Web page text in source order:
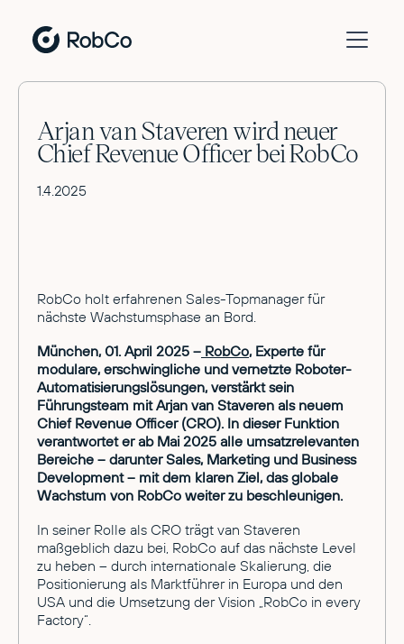
Arjan van Staveren wird neuer
Chief Revenue Officer bei RobCo
1.4.2025
RobCo holt erfahrenen Sales-Topmanager für
nächste Wachstumsphase an Bord.
München, 01. April 2025 – RobCo, Experte für
modulare, erschwingliche und vernetzte Roboter-
Automatisierungslösungen, verstärkt sein
Führungsteam mit Arjan van Staveren als neuem
Chief Revenue Officer (CRO). In dieser Funktion
verantwortet er ab Mai 2025 alle umsatzrelevanten
Bereiche – darunter Sales, Marketing und Business
Development – mit dem klaren Ziel, das globale
Wachstum von RobCo weiter zu beschleunigen.
In seiner Rolle als CRO trägt van Staveren
maßgeblich dazu bei, RobCo auf das nächste Level
zu heben – durch internationale Skalierung, die
Positionierung als Marktführer in Europa und den
USA und die Umsetzung der Vision „RobCo in every
Factory“.